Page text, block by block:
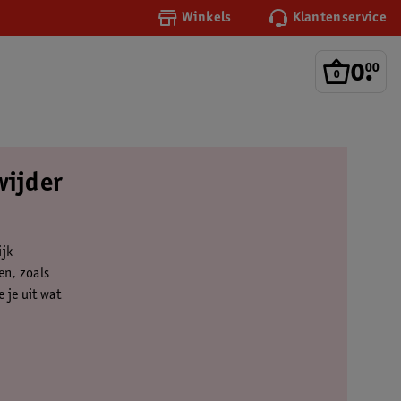
Winkels Klantenservice
0.
00
zoals
je uit wat